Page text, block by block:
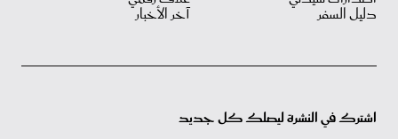
دليل السفر آخر الأخبار
اشترك في النشرة ليصلك كل جديد